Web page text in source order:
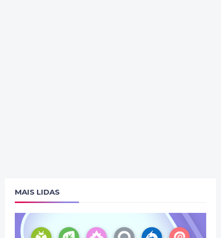
MAIS LIDAS